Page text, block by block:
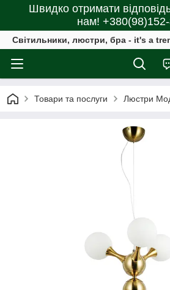
Швидко отримати
нам!
Світильники, люстри, бра - it's a
Товари та послуги Люстри